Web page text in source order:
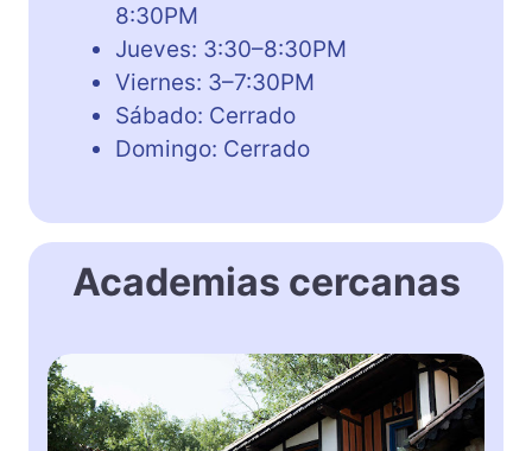
8:30PM
Jueves: 3:30–8:30PM
Viernes: 3–7:30PM
Sábado: Cerrado
Domingo: Cerrado
Academias cercanas
P
u
e